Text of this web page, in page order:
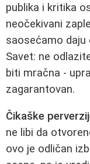
publika i kritika
neočekivani
saosećamo daju
Savet: ne
biti mračna -
zagarantovan.
Čikaške
ne libi da
ovo je odličan